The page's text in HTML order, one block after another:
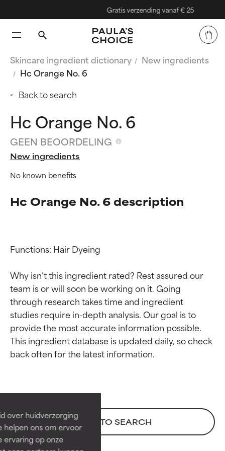
over huidverzorging
helpen ons om ervoor
ervaring op onze
Gratis verzending vanaf € 25
Skincare ingredient dictionary
New ingredients
Hc Orange No. 6
Back to search
Hc Orange No. 6
GEEN BEOORDELING
New ingredients
No known benefits
Hc Orange No. 6 description
Functions: Hair Dyeing
Why isn’t this ingredient rated? Rest assured our
team is or will soon be working on it. Going
through research takes time and ingredient
studies require in-depth analysis. Our goal is to
provide the most accurate information possible.
This ingredient database is updated daily, so check
BACK TO SEARCH
Beoordelingen van
Bewezen en ondersteund door
onafhankelijk onderzoek.
Uitstekend actief ingrediënt
voor de meeste huidtypen of
Beoordelingen van
Bewezen en ondersteund door
onafhankelijk onderzoek.
Uitstekend actief ingrediënt
voor de meeste huidtypen of